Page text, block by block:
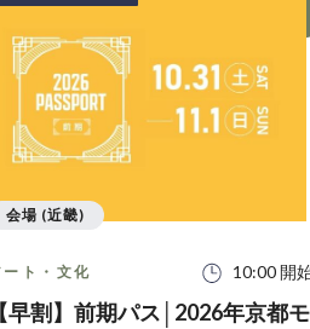
ート・文化 10:00 開
【早割】前期パス│2026年京都モ
会場 (近畿)